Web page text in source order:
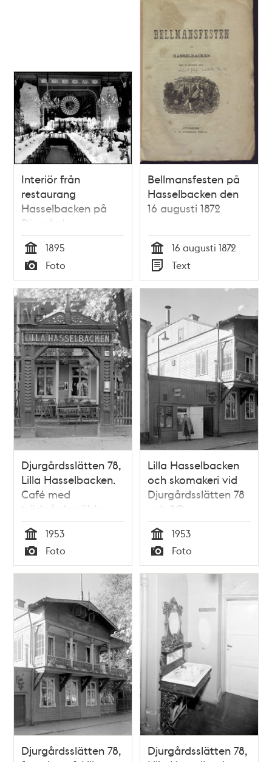
Interiör från
restaurang
Hasselbacken på
Djurgården
Tid
1895
Typ
Foto
Bellmansfesten på
Hasselbacken den
16 augusti 1872
Tid
16 augusti 1872
Typ
Text
Djurgårdsslätten 78,
Lilla Hasselbacken.
Café med
trädgårdsmöbler
och portal mot
gatan
Tid
1953
Typ
Foto
Lilla Hasselbacken
och skomakeri vid
Djurgårdsslätten 78
och 80
Tid
1953
Typ
Foto
Djurgårdsslätten 78,
Djurgårdsslätten 78,